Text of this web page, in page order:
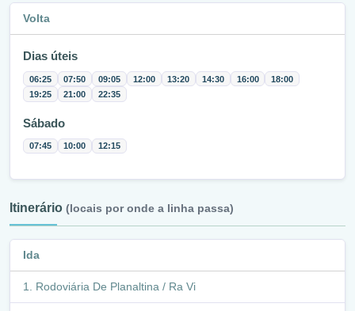
Volta
Dias úteis
06:25 07:50 09:05 12:00 13:20 14:30 16:00
18:00
19:25
21:00 22:35
Sábado
07:45 10:00 12:15
Itinerário (locais por onde a linha passa)
Ida
Rodoviária De Planaltina / Ra Vi